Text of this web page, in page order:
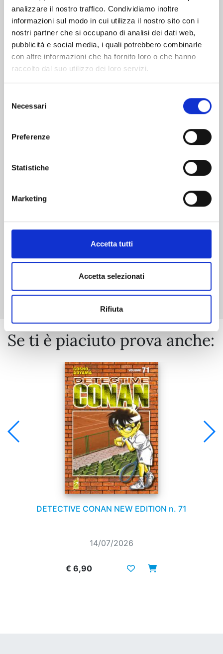
analizzare il nostro traffico. Condividiamo inoltre
informazioni sul modo in cui utilizza il nostro sito con i
nostri partner che si occupano di analisi dei dati web,
pubblicità e social media, i quali potrebbero combinarle
con altre informazioni che ha fornito loro o che hanno
raccolto dal suo utilizzo dei loro servizi.
delNecessari
Preferenze
Statistiche
Marketing
Accetta tutti
Accetta selezionati
Rifiuta
€ 5,90
Mostra tutto
Se ti è piaciuto prova anche:
DETECTIVE CONAN NEW EDITION n. 71
14/07/2026
€ 6,90